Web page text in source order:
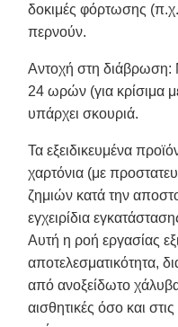
δοκιμές φόρτωσης
περνούν.
Αντοχή στη διάβρωση:
24 ωρών (για κρίσιμα
υπάρχει σκουριά.
Τα εξειδικευμένα
χαρτόνια (με
ζημιών κατά την
εγχειρίδια
Αυτή η ροή εργασίας
αποτελεσματικότητα,
από ανοξείδωτο
αισθητικές όσο και